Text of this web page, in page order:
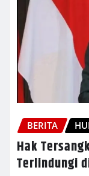
BERITA
Hak
Terlindungi